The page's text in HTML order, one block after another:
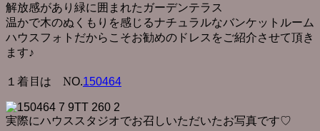
解放感があり緑に囲まれたガーデンテラス
温かで木のぬくもりを感じるナチュラルなバンケットルーム
ハウスフォトだからこそお勧めのドレスをご紹介させて頂き
ます♪
１着目は NO.150464
実際にハウススタジオでお召しいただいたお写真です♡